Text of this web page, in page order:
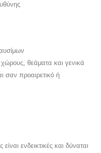
θεάματα και γενικά
σαν προαιρετικό ή
ενδεικτικές και δύναται